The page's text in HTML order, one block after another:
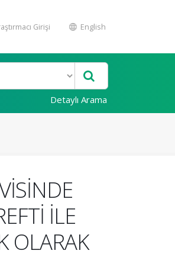
Girişi English
Detaylı Arama
İLE
OLARAK